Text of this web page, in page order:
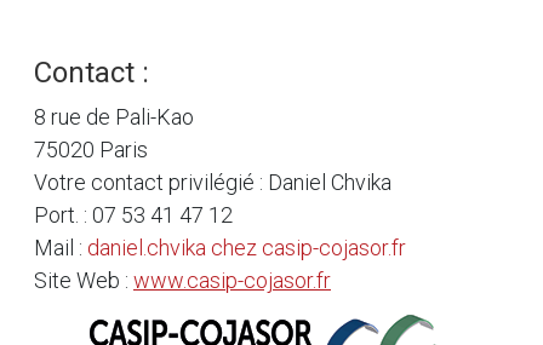
Contact :
8 rue de Pali-Kao
75020 Paris
Votre contact privilégié : Daniel Chvika
Port. : 07 53 41 47 12
Mail : daniel.chvika chez casip-cojasor.fr
Site Web : www.casip-cojasor.fr